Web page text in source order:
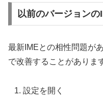
以前のバージョンの
最新IMEとの相性問題が
で改善することがありま
設定を開く